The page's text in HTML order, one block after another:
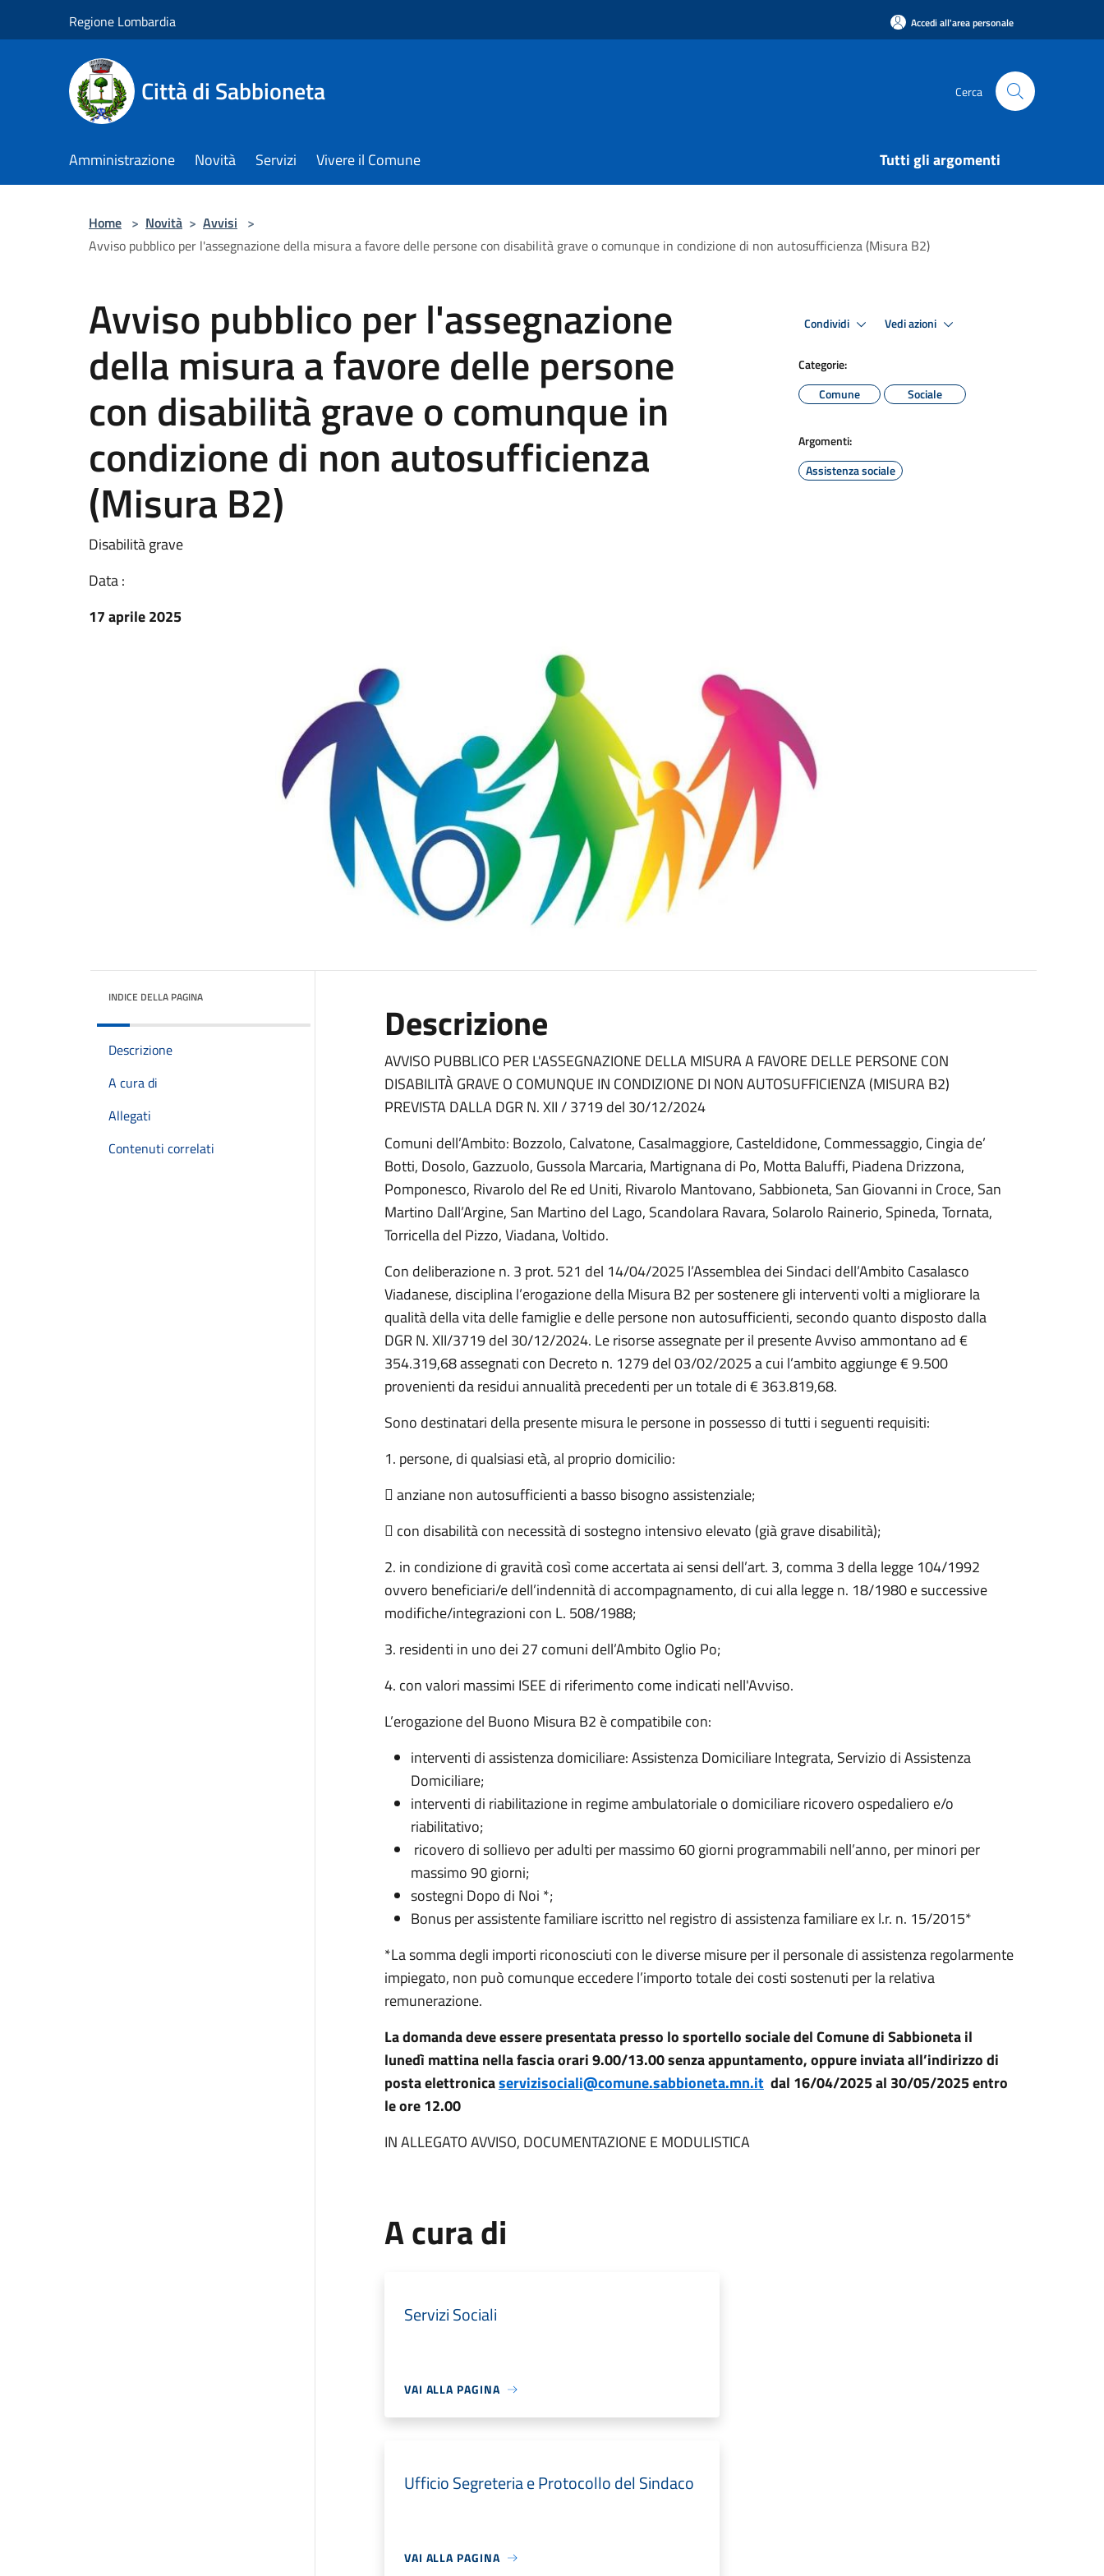
Regione Lombardia Accedi all'area personale
Città di Sabbioneta Cerca
Amministrazione Novità Servizi Vivere il Comune Tutti gli argomenti
Home > Novità > Avvisi >
Avviso pubblico per l'assegnazione della misura a favore delle persone con disabilità grave o comunque in condizione di non autosufficienza (Misura B2)
Avviso pubblico per l'assegnazione
della misura a favore delle persone
con disabilità grave o comunque in
condizione di non autosufficienza
(Misura B2)
Disabilità grave
Data :
17 aprile 2025
Condividi Vedi azioni
Categorie:
Comune
Sociale
Argomenti:
Assistenza sociale
INDICE DELLA PAGINA
Descrizione
A cura di
Allegati
Contenuti correlati
Descrizione
AVVISO PUBBLICO PER L'ASSEGNAZIONE DELLA MISURA A FAVORE DELLE PERSONE CON
DISABILITÀ GRAVE O COMUNQUE IN CONDIZIONE DI NON AUTOSUFFICIENZA (MISURA B2)
PREVISTA DALLA DGR N. XII / 3719 del 30/12/2024
Comuni dell’Ambito: Bozzolo, Calvatone, Casalmaggiore, Casteldidone, Commessaggio, Cingia de’
Botti, Dosolo, Gazzuolo, Gussola Marcaria, Martignana di Po, Motta Baluffi, Piadena Drizzona,
Pomponesco, Rivarolo del Re ed Uniti, Rivarolo Mantovano, Sabbioneta, San Giovanni in Croce, San
Martino Dall’Argine, San Martino del Lago, Scandolara Ravara, Solarolo Rainerio, Spineda, Tornata,
Torricella del Pizzo, Viadana, Voltido.
Con deliberazione n. 3 prot. 521 del 14/04/2025 l’Assemblea dei Sindaci dell’Ambito Casalasco
Viadanese, disciplina l’erogazione della Misura B2 per sostenere gli interventi volti a migliorare la
qualità della vita delle famiglie e delle persone non autosufficienti, secondo quanto disposto dalla
DGR N. XII/3719 del 30/12/2024. Le risorse assegnate per il presente Avviso ammontano ad €
354.319,68 assegnati con Decreto n. 1279 del 03/02/2025 a cui l’ambito aggiunge € 9.500
provenienti da residui annualità precedenti per un totale di € 363.819,68.
Sono destinatari della presente misura le persone in possesso di tutti i seguenti requisiti:
1. persone, di qualsiasi età, al proprio domicilio:
 anziane non autosufficienti a basso bisogno assistenziale;
 con disabilità con necessità di sostegno intensivo elevato (già grave disabilità);
2. in condizione di gravità così come accertata ai sensi dell’art. 3, comma 3 della legge 104/1992
ovvero beneficiari/e dell’indennità di accompagnamento, di cui alla legge n. 18/1980 e successive
modifiche/integrazioni con L. 508/1988;
3. residenti in uno dei 27 comuni dell’Ambito Oglio Po;
4. con valori massimi ISEE di riferimento come indicati nell'Avviso.
L’erogazione del Buono Misura B2 è compatibile con:
interventi di assistenza domiciliare: Assistenza Domiciliare Integrata, Servizio di Assistenza
Domiciliare;
interventi di riabilitazione in regime ambulatoriale o domiciliare ricovero ospedaliero e/o
riabilitativo;
ricovero di sollievo per adulti per massimo 60 giorni programmabili nell’anno, per minori per
massimo 90 giorni;
sostegni Dopo di Noi *;
Bonus per assistente familiare iscritto nel registro di assistenza familiare ex l.r. n. 15/2015*
*La somma degli importi riconosciuti con le diverse misure per il personale di assistenza regolarmente
impiegato, non può comunque eccedere l’importo totale dei costi sostenuti per la relativa
remunerazione.
La domanda deve essere presentata presso lo sportello sociale del Comune di Sabbioneta il
lunedì mattina nella fascia orari 9.00/13.00 senza appuntamento, oppure inviata all’indirizzo di
posta elettronicaservizisociali@comune.sabbioneta.mn.itdal 16/04/2025 al 30/05/2025 entro
le ore 12.00
IN ALLEGATO AVVISO, DOCUMENTAZIONE E MODULISTICA
A cura di
Servizi Sociali
VAI ALLA PAGINA
Ufficio Segreteria e Protocollo del Sindaco
VAI ALLA PAGINA